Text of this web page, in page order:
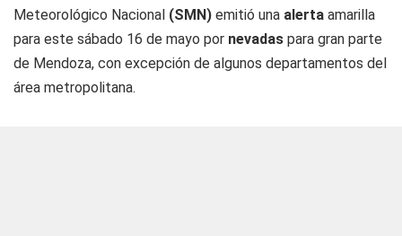
Meteorológico Nacional (SMN) emitió una alerta amarilla
para este sábado 16 de mayo por nevadas para gran parte
de Mendoza, con excepción de algunos departamentos del
área metropolitana.